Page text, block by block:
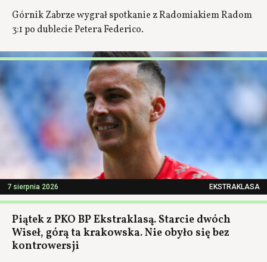
Górnik Zabrze wygrał spotkanie z Radomiakiem Radom
3:1 po dublecie Petera Federico.
7 sierpnia 2026 EKSTRAKLASA
Piątek z PKO BP Ekstraklasą. Starcie dwóch
Wiseł, górą ta krakowska. Nie obyło się bez
kontrowersji